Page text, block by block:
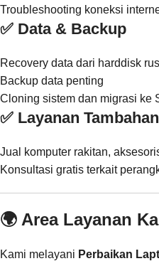
Troubleshooting koneksi
✅ Data & Backup
Recovery data dari harddisk
Backup data penting
Cloning sistem dan migrasi ke
✅ Layanan Tambahan
Jual komputer rakitan,
Konsultasi gratis terkait
🌍 Area Layanan
Kami melayani Perbaikan